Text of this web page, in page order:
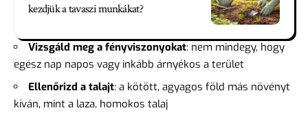
kezdjük a tavaszi munkákat?
Vizsgáld meg a fényviszonyokat: nem mindegy, hogy
egész nap napos vagy inkább árnyékos a terület
Ellenőrizd a talajt: a kötött, agyagos föld más növényt
kíván, mint a laza, homokos talaj